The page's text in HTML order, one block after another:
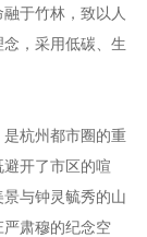
于竹林，致以人
，采用低碳、生
杭州都市圈的重
开了市区的喧
与钟灵毓秀的山
肃穆的纪念空